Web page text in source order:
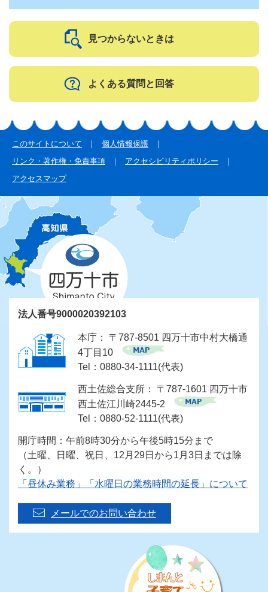
見つからないときは
よくある質問と回答
このサイトについて
個人情報保護
リンク・著作権・免責事項
アクセシビリティポリシー
アクセスマップ
法人番号9000020392103
本庁： 〒787-8501 四万十市中村大橋通
4丁目10
Tel：0880-34-1111(代表)
西土佐総合支所： 〒787-1601 四万十市
西土佐江川崎2445-2
Tel：0880-52-1111(代表)
開庁時間：午前8時30分から午後5時15分まで
（土曜、日曜、祝日、12月29日から1月3日までは除
く。）
「昼休み業務」「水曜日の業務時間の延長」について
メールでのお問い合わせ